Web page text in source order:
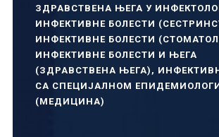
ЗДРАВСТВЕНА ЊЕГА У
ИНФЕКТИВНЕ БОЛЕСТИ
ИНФЕКТИВНЕ БОЛЕСТИ
ИНФЕКТИВНЕ БОЛЕСТИ И ЊЕГА
(ЗДРАВСТВЕНА ЊЕГА) ,
СА СПЕЦИЈАЛНОМ
(МЕДИЦИНА)